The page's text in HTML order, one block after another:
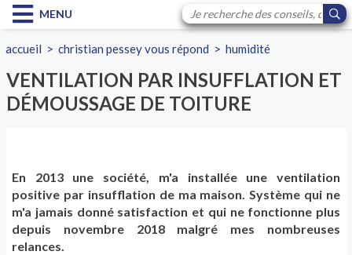
MENU
accueil >christian pessey vous répond >humidité
VENTILATION PAR INSUFFLATION ET
DÉMOUSSAGE DE TOITURE
En 2013 une société, m'a installée une ventilation
positive par insufflation de ma maison. Système qui ne
m'a jamais donné satisfaction et qui ne fonctionne plus
depuis novembre 2018 malgré mes nombreuses
relances.